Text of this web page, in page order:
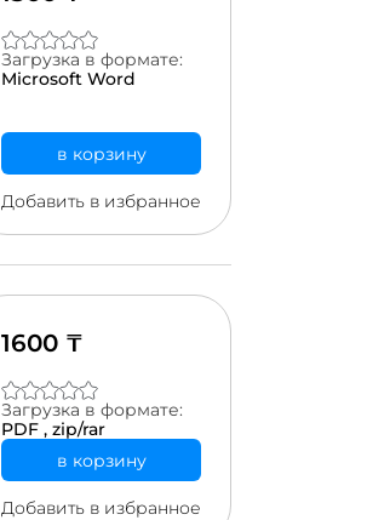
Загрузка в формате:
Microsoft Word
в корзину
Добавить в избранное
1600 ₸
Загрузка в формате:
PDF , zip/rar
в корзину
Добавить в избранное